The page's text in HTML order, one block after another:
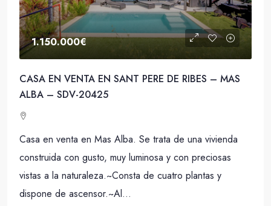
1.150.000€
CASA EN VENTA EN SANT PERE DE RIBES – MAS
ALBA – SDV-20425
Casa en venta en Mas Alba. Se trata de una vivienda
construida con gusto, muy luminosa y con preciosas
vistas a la naturaleza.~Consta de cuatro plantas y
dispone de ascensor.~Al...